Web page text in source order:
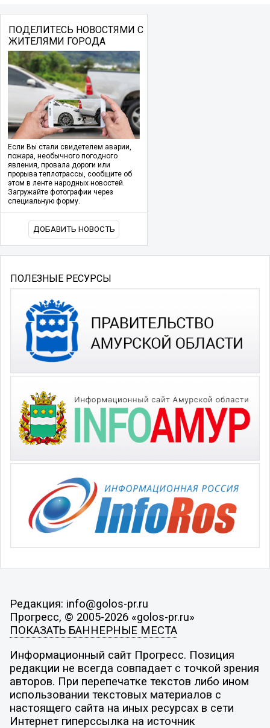
ПОДЕЛИТЕСЬ НОВОСТЯМИ С
ЖИТЕЛЯМИ ГОРОДА
Если Вы стали свидетелем аварии,
пожара, необычного погодного
явления, провала дороги или
прорыва теплотрассы, сообщите об
этом в ленте народных новостей.
Загружайте фотографии через
специальную форму.
ДОБАВИТЬ НОВОСТЬ
ПОЛЕЗНЫЕ РЕСУРСЫ
Редакция: info@golos-pr.ru
Прогресс, © 2005-2026 «golos-pr.ru»
ПОКАЗАТЬ БАННЕРНЫЕ МЕСТА
Информационный сайт Прогресс. Позиция
редакции не всегда совпадает с точкой зрения
авторов. При перепечатке текстов либо ином
использовании текстовых материалов с
настоящего сайта на иных ресурсах в сети
Интернет гиперссылка на источник